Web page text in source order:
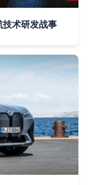
术研发战事